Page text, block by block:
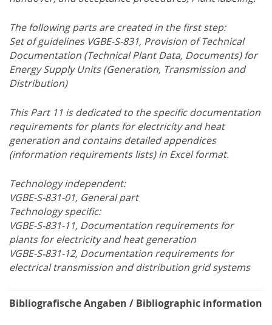
The following parts are created in the first step:
Set of guidelines VGBE-S-831, Provision of Technical
Documentation (Technical Plant Data, Documents) for
Energy Supply Units (Generation, Transmission and
Distribution)
This Part 11 is dedicated to the specific documentation
requirements for plants for electricity and heat
generation and contains detailed appendices
(information requirements lists) in Excel format.
Technology independent:
VGBE-S-831-01, General part
Technology specific:
VGBE-S-831-11, Documentation requirements for
plants for electricity and heat generation
VGBE-S-831-12, Documentation requirements for
electrical transmission and distribution grid systems
Bibliografische Angaben / Bibliographic information